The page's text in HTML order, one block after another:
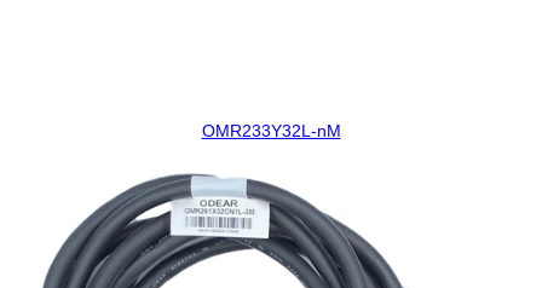
OMR233Y32L-nM